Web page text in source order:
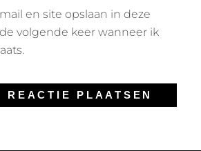
en site opslaan in deze
volgende keer wanneer ik